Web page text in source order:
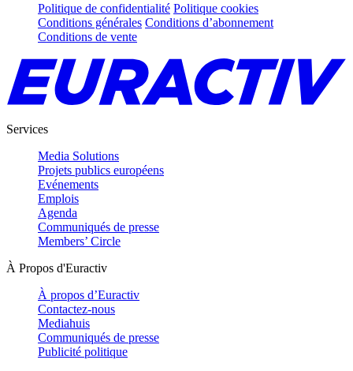
Politique de confidentialité Politique cookies
Conditions générales Conditions d’abonnement
Conditions de vente
Services
Media Solutions
Projets publics européens
Evénements
Emplois
Agenda
Communiqués de presse
Members’ Circle
À Propos d'Euractiv
À propos d’Euractiv
Contactez-nous
Mediahuis
Communiqués de presse
Publicité politique